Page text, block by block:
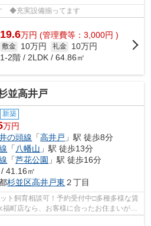
◆充実設備揃ってます
19.6万円 (管理費等：3,000円 )
敷金 10万円 礼金
10万円
1-2階 / 2LDK / 64.86㎡
並高井戸
新築
万円
の頭線 「高井戸 」駅 徒歩8分
「八幡山 」駅 徒歩13分
「芦花公園 」駅 徒歩16分
41.16㎡
杉並区高井戸東 ２丁目
ト飼育相談可！予約受付中□多種多様な賃
町店なら、お客様に合ったお住まいがき
777...